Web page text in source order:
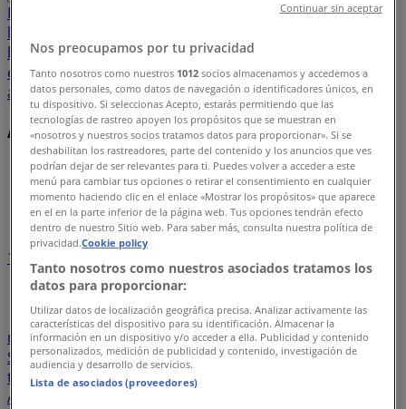
Featured
Ruházat, cipők és
kiegészítők
barkácsolásGyógyszertárak és szépség
és szabadidőAutók, motorkerékpárok és
alkatrészekÉttermekBankok és szolgáltatások
Ajánlatok indexe Pápa
Tiendeo Pápa-en»
Kínálatok listája
1
Hiper-Szupermarketek
Teddy
gluténmentes pizza szóda
Elektronika
mosógép
Otthon, kert és barkácsolás
paradicsomlé
Sport
Bankok és szolgáltatások
Laminált padló
társalgó bútorok
Gyógyszertárak és szépség
Állateledel
Nos preocupamos por tu privacidad
Tanto nosotros como nuestros 1012 socios almacenamos y accedemos a
datos personales, como datos de navegación o identificadores únicos, en
tu dispositivo. Si seleccionas Acepto, estarás permitiendo que las
tecnologías de rastreo apoyen los propósitos que se muestran en
«nosotros y nuestros socios tratamos datos para proporcionar». Si se
deshabilitan los rastreadores, parte del contenido y los anuncios que ves
podrían dejar de ser relevantes para ti. Puedes volver a acceder a este
menú para cambiar tus opciones o retirar el consentimiento en cualquier
momento haciendo clic en el enlace «Mostrar los propósitos» que aparece
en el en la parte inferior de la página web. Tus opciones tendrán efecto
dentro de nuestro Sitio web. Para saber más, consulta nuestra política de
privacidad.Cookie policy
Tanto nosotros como nuestros asociados tratamos los
datos para proporcionar:
Utilizar datos de localización geográfica precisa. Analizar activamente las
características del dispositivo para su identificación. Almacenar la
información en un dispositivo y/o acceder a ella. Publicidad y contenido
personalizados, medición de publicidad y contenido, investigación de
audiencia y desarrollo de servicios.
Lista de asociados (proveedores)
Continuar sin aceptar